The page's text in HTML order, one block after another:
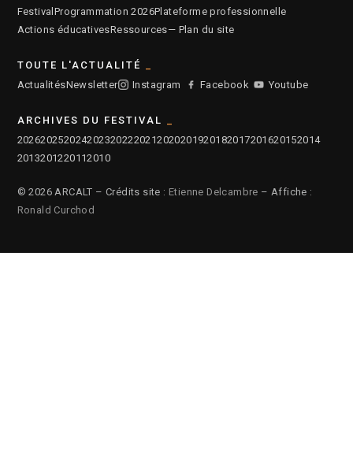
FestivalProgrammation 2026Plateforme professionnelle
Actions éducativesRessources— Plan du site
TOUTE L'ACTUALITÉ
ActualitésNewsletter Instagram Facebook Youtube
ARCHIVES DU FESTIVAL
2026202520242023202220212020201920182017201620152014
2013201220112010
© 2026 ARCALT – Crédits site : Etienne Delcambre – Affiche :
Ronald Curchod